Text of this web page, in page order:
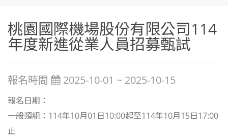
桃園國際機場股份有限公司114
年度新進從業人員招募甄試
報名時間 2025-10-01 ~ 2025-10-15
報名日期：
一般類組：114年10月01日10:00起至114年10月15日17:00
止